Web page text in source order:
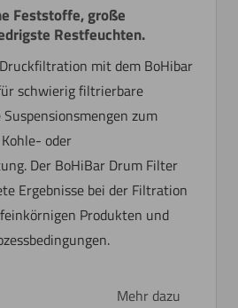
Feststoffe, große
Restfeuchten.
mit dem BoHibar
schwierig filtrierbare
zum
oder
Der BoHiBar Drum Filter
Ergebnisse bei der Filtration
Produkten und
Mehr dazu